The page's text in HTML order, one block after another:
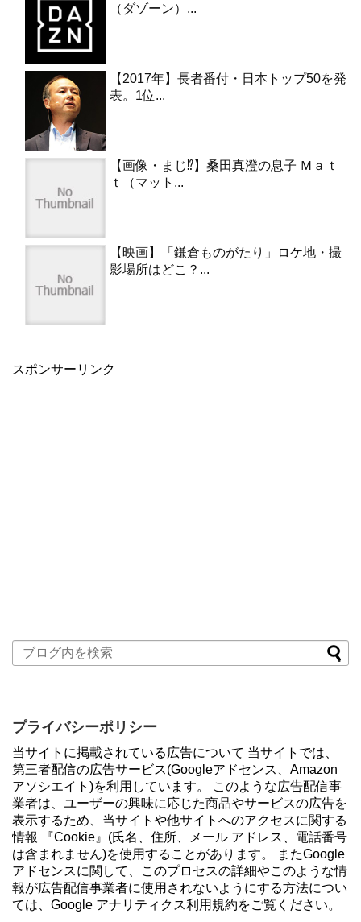
（ダゾーン）...
【2017年】長者番付・日本トップ50を発
表。1位...
【画像・まじ⁉︎】桑田真澄の息子 Ｍａｔ
ｔ（マット...
【映画】「鎌倉ものがたり」ロケ地・撮
影場所はどこ？...
スポンサーリンク
プライバシーポリシー
当サイトに掲載されている広告について 当サイトでは、
第三者配信の広告サービス(Googleアドセンス、Amazon
アソシエイト)を利用しています。 このような広告配信事
業者は、ユーザーの興味に応じた商品やサービスの広告を
表示するため、当サイトや他サイトへのアクセスに関する
情報 『Cookie』(氏名、住所、メール アドレス、電話番号
は含まれません)を使用することがあります。 またGoogle
アドセンスに関して、このプロセスの詳細やこのような情
報が広告配信事業者に使用されないようにする方法につい
ては、Google アナリティクス利用規約をご覧ください。